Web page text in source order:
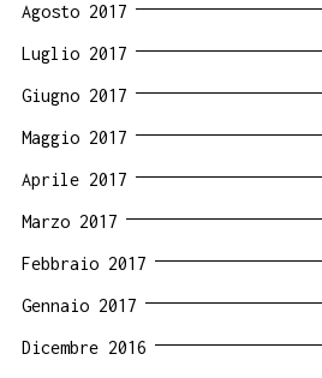
Agosto 2017
Luglio 2017
Giugno 2017
Maggio 2017
Aprile 2017
Marzo 2017
Febbraio 2017
Gennaio 2017
Dicembre 2016